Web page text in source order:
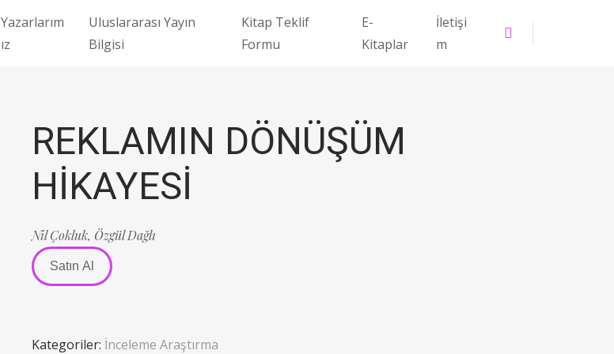
Yazarlarım
ız
Uluslararası Yayın
Bilgisi
Kitap Teklif
Formu
E-
Kitaplar
İletişi
m
REKLAMIN DÖNÜŞÜM
HİKAYESİ
Nil Çokluk, Özgül Dağlı
Satın Al
Kategoriler: İnceleme Araştırma